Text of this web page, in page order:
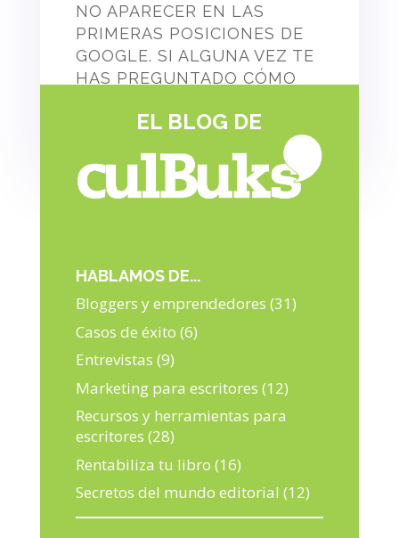
NO APARECER EN LAS
PRIMERAS POSICIONES DE
GOOGLE. SI ALGUNA VEZ TE
HAS PREGUNTADO CÓMO
TU WEBSITE, SIGUE
EL BLOG DE
HABLAMOS DE...
Bloggers y emprendedores (31)
Casos de éxito (6)
Entrevistas (9)
Marketing para escritores (12)
Recursos y herramientas para
escritores (28)
Rentabiliza tu libro (16)
Secretos del mundo editorial (12)